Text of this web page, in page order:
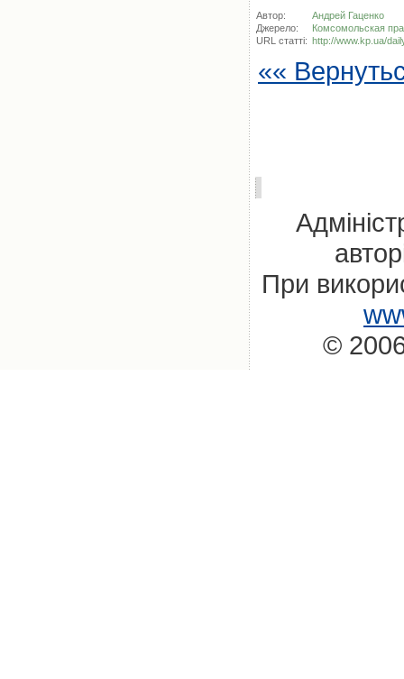
Автор:
Андрей Гаценко
Джерело:
Комсомольская
URL статті: http://www.kp.ua/
««
При
©